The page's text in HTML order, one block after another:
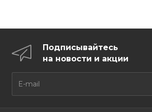
Подписывайтесь
на новости и акции